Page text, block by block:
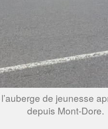
de jeunesse
depuis Mont-Dore.